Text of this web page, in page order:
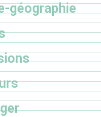
géographie